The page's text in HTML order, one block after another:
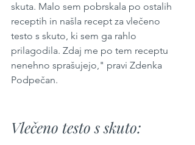
skuta. Malo sem pobrskala po ostalih
receptih in našla recept za vlečeno
testo s skuto, ki sem ga rahlo
prilagodila. Zdaj me po tem receptu
nenehno sprašujejo," pravi Zdenka
Podpečan.
Vlečeno testo s skuto: